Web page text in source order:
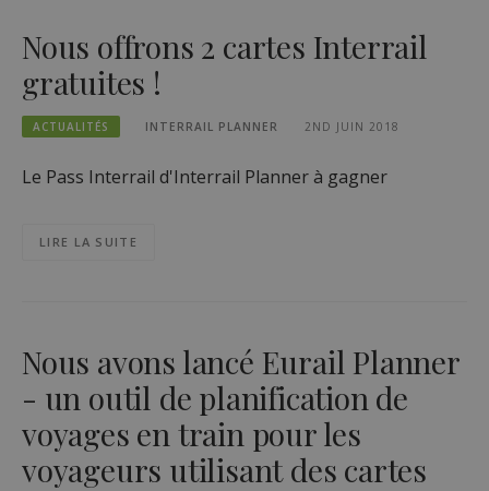
Nous offrons 2 cartes Interrail
gratuites !
ACTUALITÉS INTERRAIL PLANNER 2ND JUIN 2018
Le Pass Interrail d'Interrail Planner à gagner
LIRE LA SUITE
Nous avons lancé Eurail Planner
- un outil de planification de
voyages en train pour les
voyageurs utilisant des cartes